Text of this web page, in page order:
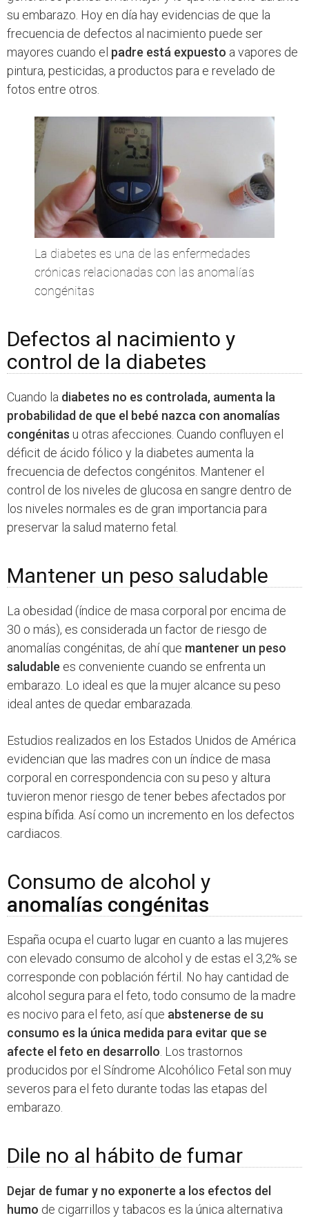
su embarazo. Hoy en día hay evidencias de que la
frecuencia de defectos al nacimiento puede ser
mayores cuando el padre está expuesto a vapores de
pintura, pesticidas, a productos para e revelado de
fotos entre otros.
La diabetes es una de las enfermedades
crónicas relacionadas con las anomalías
congénitas
Defectos al nacimiento y
control de la diabetes
Cuando la diabetes no es controlada, aumenta la
probabilidad de que el bebé nazca con anomalías
congénitas u otras afecciones. Cuando confluyen el
déficit de ácido fólico y la diabetes aumenta la
frecuencia de defectos congénitos. Mantener el
control de los niveles de glucosa en sangre dentro de
los niveles normales es de gran importancia para
preservar la salud materno fetal.
Mantener un peso saludable
La obesidad (índice de masa corporal por encima de
30 o más), es considerada un factor de riesgo de
anomalías congénitas, de ahí que mantener un peso
saludable es conveniente cuando se enfrenta un
embarazo. Lo ideal es que la mujer alcance su peso
ideal antes de quedar embarazada.
Estudios realizados en los Estados Unidos de América
evidencian que las madres con un índice de masa
corporal en correspondencia con su peso y altura
tuvieron menor riesgo de tener bebes afectados por
espina bífida. Así como un incremento en los defectos
cardiacos.
Consumo de alcohol y
anomalías congénitas
España ocupa el cuarto lugar en cuanto a las mujeres
con elevado consumo de alcohol y de estas el 3,2% se
corresponde con población fértil. No hay cantidad de
alcohol segura para el feto, todo consumo de la madre
es nocivo para el feto, así que abstenerse de su
consumo es la única medida para evitar que se
afecte el feto en desarrollo . Los trastornos
producidos por el Síndrome Alcohólico Fetal son muy
severos para el feto durante todas las etapas del
embarazo.
Dile no al hábito de fumar
Dejar de fumar y no exponerte a los efectos del
humo de cigarrillos y tabacos es la única alternativa